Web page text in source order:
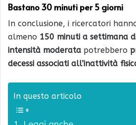
Bastano 30 minuti per 5 giorni
In conclusione, i ricercatori
almeno 150 minuti a settimana
intensità moderata potrebbero
decessi associati all’inattività
In questo articolo